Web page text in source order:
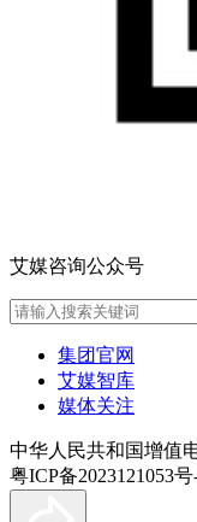
艾媒咨询公众号
集团官网
艾媒智库
媒体关注
中华人民共和国增值
粤ICP备2023121053号